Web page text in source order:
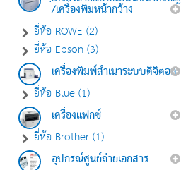
่/เครื่องพิมหน้ากว้าง
ยี่ห้อ ROWE (2)
ยี่ห้อ Epson (3)
เครื่องพิมพ์สำเนาระบบดิจิตอล
ยี่ห้อ Blue (1)
เครื่องแฟกซ์
ยี่ห้อ Brother (1)
อุปกรณ์ศูนย์ถ่ายเอกสาร